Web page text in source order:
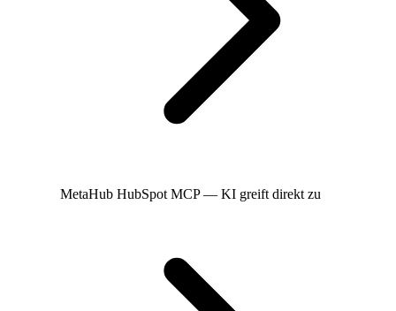
MetaHub HubSpot MCP — KI greift direkt zu